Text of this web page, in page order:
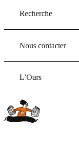
Recherche
Nous contacter
L’Ours